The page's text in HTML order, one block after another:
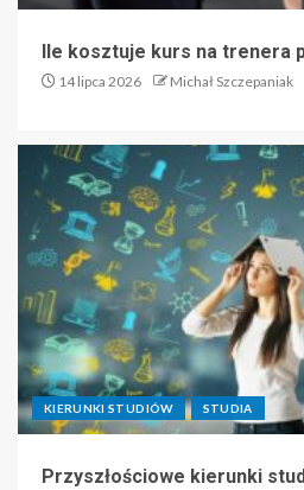
Ile kosztuje kurs na trenera
14 lipca 2026 Michał Szczepaniak
KIERUNKI STUDIÓW STUDIA
Przyszłościowe kierunki